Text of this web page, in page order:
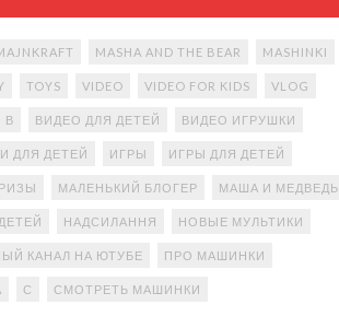
MASHA AND THE BEAR MASHINKI
TOYS VIDEO VIDEO FOR KIDS VLOG
В ВИДЕО ДЛЯ ДЕТЕЙ ВИДЕО ИГРУШКИ
ДЛЯ ДЕТЕЙ ИГРЫ ИГРЫ ДЛЯ ДЕТЕЙ
МАЛЕНЬКИЙ БЛОГЕР МАША И МЕДВЕДЬ
НАДСИЛАННЯ НОВЫЕ МУЛЬТИКИ
КАНАЛ НА ЮТУБЕ ПРО МАШИНКИ
С СМОТРЕТЬ МАШИНКИ